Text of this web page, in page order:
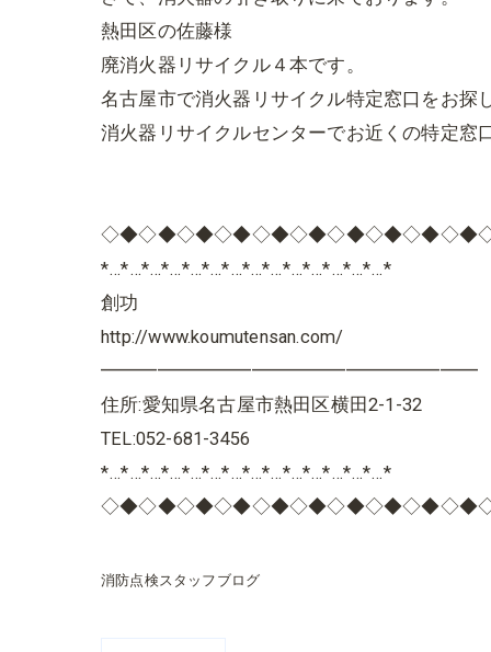
熱田区の佐藤様
廃消火器リサイクル４本です。
名古屋市で消火器リサイクル特定窓口をお探
消火器リサイクルセンターでお近くの特定窓
*…*…*…*…*…*…*…*…*…*…*…*…*…*…*
創功
http://www.koumutensan.com/
━━━━━━━━━━━━━━━━━━━━
住所:愛知県名古屋市熱田区横田2-1-32
TEL:052-681-3456
*…*…*…*…*…*…*…*…*…*…*…*…*…*…*
消防点検スタッフブログ